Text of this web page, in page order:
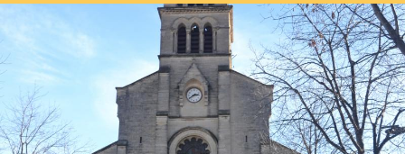
MÉDIATION CULTURELLE
DISCOGRAPHIE
Nous soutenir Vidéos
Actualités
Rechercher